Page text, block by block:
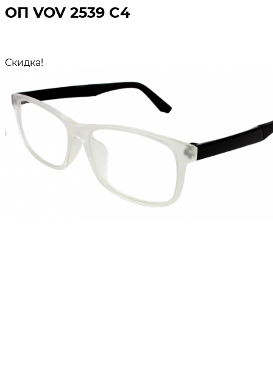
ОП VOV 2539 C4
Скидка!